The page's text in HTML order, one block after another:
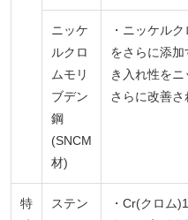
ニッケ
ルクロ
ムモリ
ブデン
鋼
(SNCM
材)
・ニッケル
をさらに添
き入れ性を
さらに改善さ
特
ステン
・Cr(クロム